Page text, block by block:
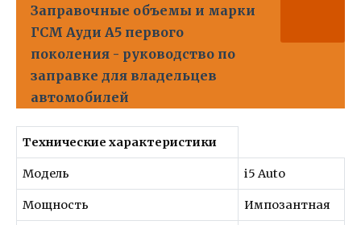
Заправочные объемы и марки
ГСМ Ауди А5 первого
поколения - руководство по
заправке для владельцев
автомобилей
Технические характеристики
Модель i5 Auto
Мощность Импозантная